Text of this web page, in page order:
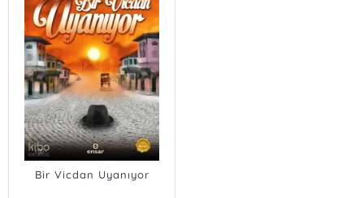
Bir Vicdan Uyanıyor